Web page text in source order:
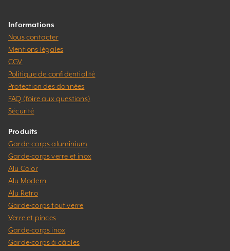
Informations
Nous contacter
Mentions légales
CGV
Politique de confidentialité
Protection des données
FAQ (foire aux questions)
Sécurité
Produits
Garde-corps aluminium
Garde-corps verre et inox
Alu Color
Alu Modern
Alu Retro
Garde-corps tout verre
Verre et pinces
Garde-corps inox
Garde-corps à câbles